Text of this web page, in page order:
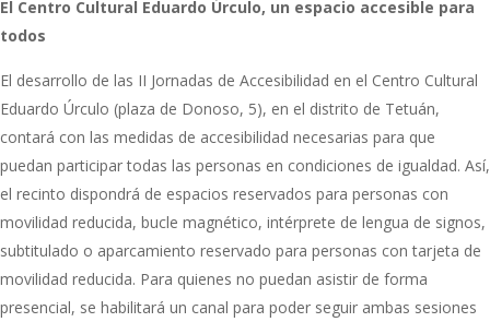
El Centro Cultural Eduardo Úrculo, un espacio accesible para
todos
El desarrollo de las II Jornadas de Accesibilidad en el Centro Cultural
Eduardo Úrculo (plaza de Donoso, 5), en el distrito de Tetuán,
contará con las medidas de accesibilidad necesarias para que
puedan participar todas las personas en condiciones de igualdad. Así,
el recinto dispondrá de espacios reservados para personas con
movilidad reducida, bucle magnético, intérprete de lengua de signos,
subtitulado o aparcamiento reservado para personas con tarjeta de
movilidad reducida. Para quienes no puedan asistir de forma
presencial, se habilitará un canal para poder seguir ambas sesiones